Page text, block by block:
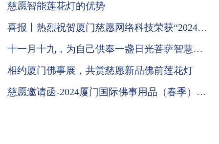
慈愿智能莲花灯的优势
喜报丨热烈祝贺厦门慈愿网络科技荣获“2024国
十一月十九，为自己供奉一盏日光菩萨智慧莲
相约厦门佛事展，共赏慈愿新品佛前莲花灯
慈愿邀请函-2024厦门国际佛事用品（春季）展